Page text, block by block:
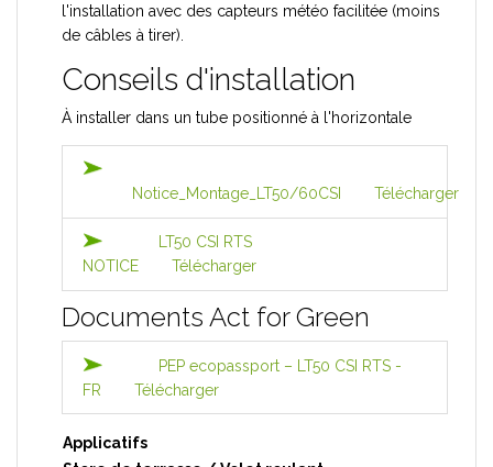
l'installation avec des capteurs météo facilitée (moins
de câbles à tirer).
Conseils d'installation
À installer dans un tube positionné à l'horizontale
Notice_Montage_LT50/60CSI Télécharger
LT50 CSI RTS
NOTICE
Télécharger
Documents Act for Green
PEP ecopassport – LT50 CSI RTS -
FR
Télécharger
Applicatifs